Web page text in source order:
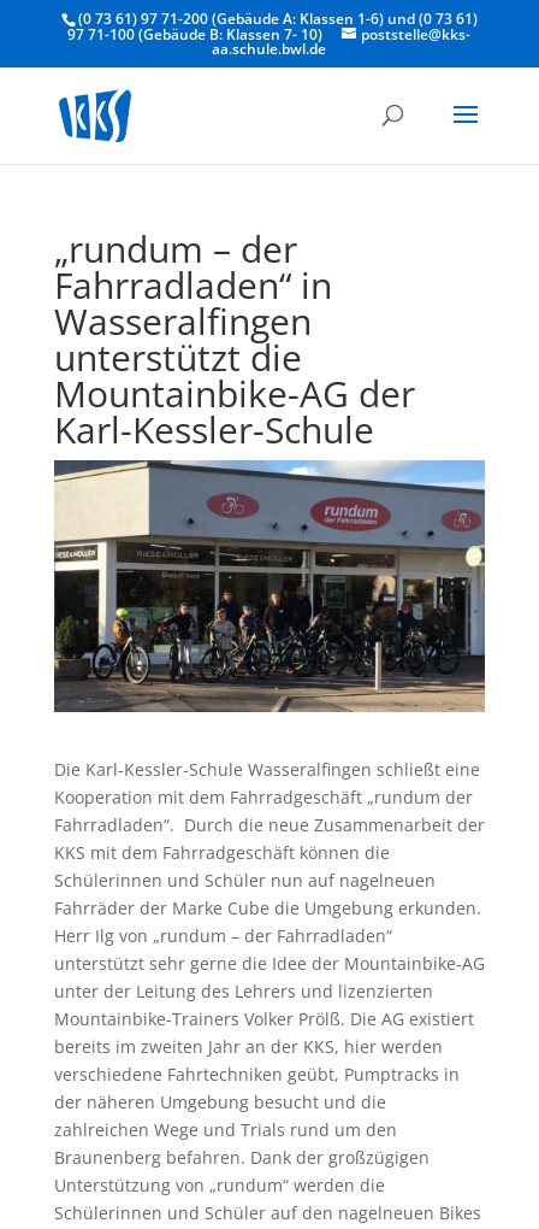
(0 73 61) 97 71-200 (Gebäude A: Klassen 1-6) und (0 73 61)
97 71-100 (Gebäude B: Klassen 7- 10) poststelle@kks-
aa.schule.bwl.de
„rundum – der
Fahrradladen“ in
Wasseralfingen
unterstützt die
Mountainbike-AG der
Karl-Kessler-Schule
Die Karl-Kessler-Schule Wasseralfingen schließt eine
Kooperation mit dem Fahrradgeschäft „rundum der
Fahrradladen“. Durch die neue Zusammenarbeit der
KKS mit dem Fahrradgeschäft können die
Schülerinnen und Schüler nun auf nagelneuen
Fahrräder der Marke Cube die Umgebung erkunden.
Herr Ilg von „rundum – der Fahrradladen“
unterstützt sehr gerne die Idee der Mountainbike-AG
unter der Leitung des Lehrers und lizenzierten
Mountainbike-Trainers Volker Prölß. Die AG existiert
bereits im zweiten Jahr an der KKS, hier werden
verschiedene Fahrtechniken geübt, Pumptracks in
der näheren Umgebung besucht und die
zahlreichen Wege und Trials rund um den
Braunenberg befahren. Dank der großzügigen
Unterstützung von „rundum“ werden die
Schülerinnen und Schüler auf den nagelneuen Bikes